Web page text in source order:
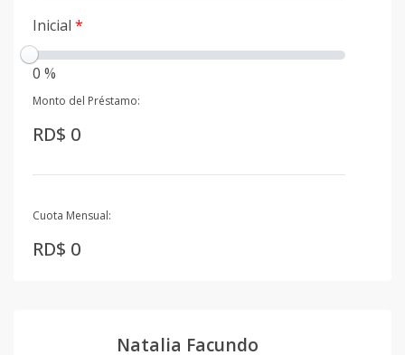
Inicial *
0 %
Monto del Préstamo:
RD$ 0
Cuota Mensual:
RD$ 0
Natalia Facundo